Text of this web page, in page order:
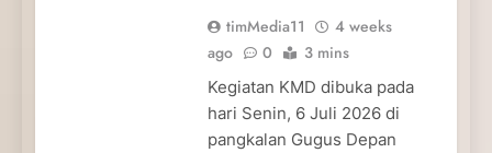
timMedia11
4 weeks
ago
0 3 mins
Kegiatan KMD dibuka pada
hari Senin, 6 Juli 2026 di
pangkalan Gugus Depan